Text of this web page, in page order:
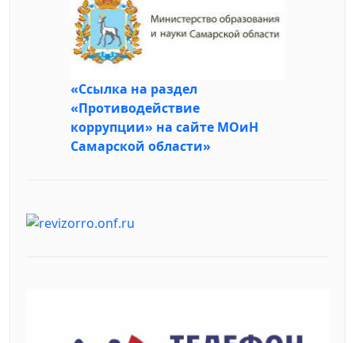
«Ссылка на раздел
«Противодействие
коррупции» на сайте МОиН
Самарской области»